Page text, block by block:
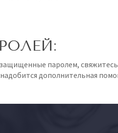
паролем,
дополнительная